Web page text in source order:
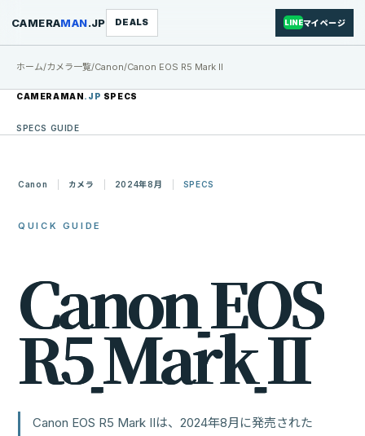
CAMERAMAN.JP DEALS LINEマイページ
ホーム/カメラ一覧/Canon/Canon EOS R5 Mark II
CAMERAMAN.JP SPECS
SPECS GUIDE
Canon カメラ 2024年8月 SPECS
QUICK GUIDE
CanonEOS
R5MarkII
Canon EOS R5 Mark IIは、2024年8月に発売された